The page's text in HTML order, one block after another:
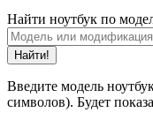
Найти ноутбук по
Найти!
Введите модель
символов). Будет